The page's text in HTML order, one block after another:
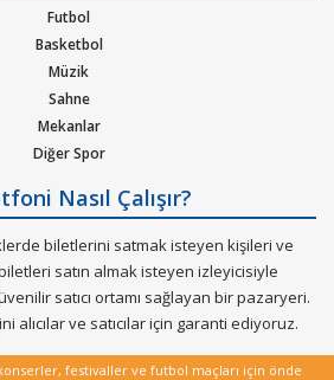
Nasıl Çalışır
Bilet Tipi ve Teslimat
Üyelik Doğrulama
Sık Sorulan Sorular
Futbol
Basketbol
Müzik
Sahne
Mekanlar
Diğer Spor
Nasıl Çalışır?
biletlerini satmak isteyen kişileri ve
satın almak isteyen izleyicisiyle
satıcı ortamı sağlayan bir pazaryeri.
alıcılar ve satıcılar için garanti ediyoruz.
festivaller ve futbol maçları için önde